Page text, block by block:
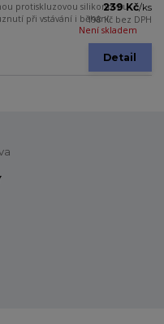
protiskluzovou silikonovou
při vstávání i běhání.
239 Kč/ks
198 Kč bez DPH
Není skladem
Detail